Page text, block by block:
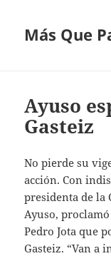
Más Que
Ayuso
Gasteiz
No pierde su
acción. Con
presidenta de la
Ayuso,
Pedro Jota que
Gasteiz. “Van a